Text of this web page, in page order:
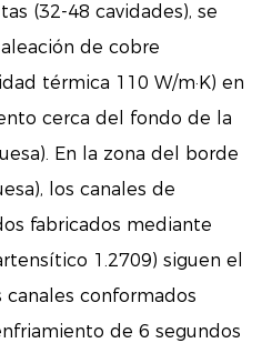
(32-48 cavidades), se
de cobre
térmica 110 W/m·K) en
cerca del fondo de la
En la zona del borde
los canales de
fabricados mediante
1.2709) siguen el
conformados
de 6 segundos